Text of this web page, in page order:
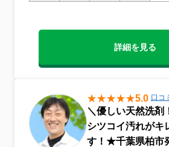
詳細を見る
5.0 口コ
＼優しい天然洗
シツコイ汚れがキ
す！★千葉県柏市